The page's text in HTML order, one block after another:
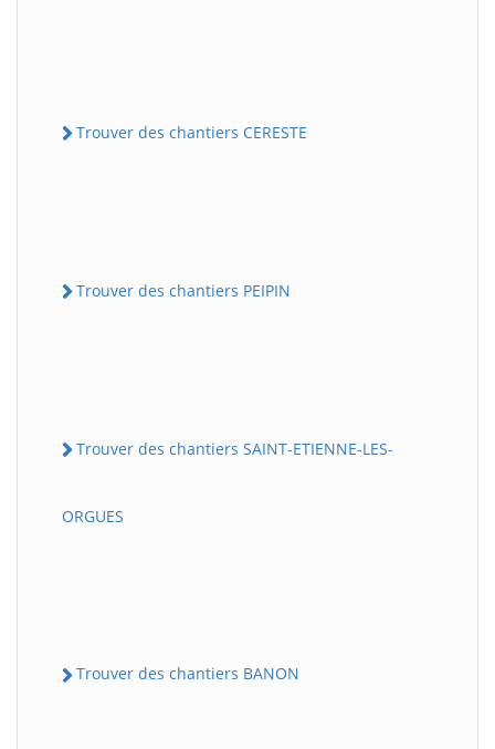
Trouver des chantiers CERESTE
Trouver des chantiers PEIPIN
Trouver des chantiers SAINT-ETIENNE-LES-
ORGUES
Trouver des chantiers BANON